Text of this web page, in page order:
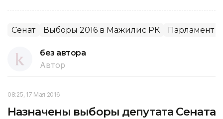
Сенат Выборы 2016 в Мажилис РК Парламент
без автора
Автор
08:25, 17 Мая 2016
Назначены выборы депутата Сената